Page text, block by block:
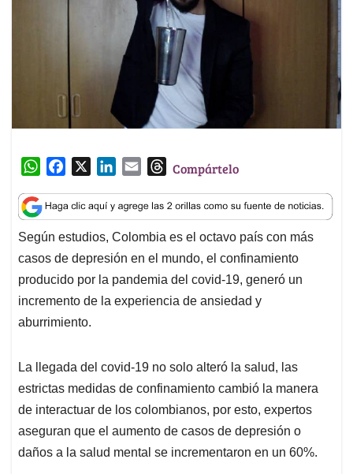
W
a
t
s
A
p
p
c
e
b
o
o
k
n
k
e
d
I
n
a
i
l
T
r
e
a
d
s
Compártelo
Según estudios, Colombia es el octavo país con más
casos de depresión en el mundo, el confinamiento
producido por la pandemia del covid-19, generó un
incremento de la experiencia de ansiedad y
aburrimiento.
La llegada del covid-19 no solo alteró la salud, las
estrictas medidas de confinamiento cambió la manera
de interactuar de los colombianos, por esto, expertos
aseguran que el aumento de casos de depresión o
daños a la salud mental se incrementaron en un 60%.